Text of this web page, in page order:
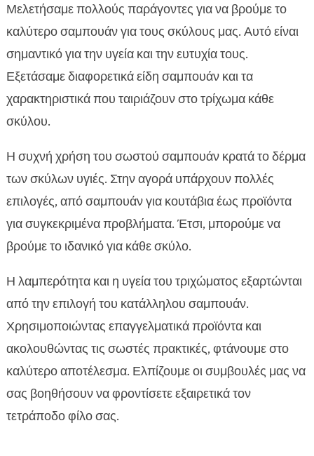
Μελετήσαμε πολλούς παράγοντες για να βρούμε το
καλύτερο σαμπουάν για τους σκύλους μας. Αυτό είναι
σημαντικό για την υγεία και την ευτυχία τους.
Εξετάσαμε διαφορετικά είδη σαμπουάν και τα
χαρακτηριστικά που ταιριάζουν στο τρίχωμα κάθε
σκύλου.
Η συχνή χρήση του σωστού σαμπουάν κρατά το δέρμα
των σκύλων υγιές. Στην αγορά υπάρχουν πολλές
επιλογές, από σαμπουάν για κουτάβια έως προϊόντα
για συγκεκριμένα προβλήματα. Έτσι, μπορούμε να
βρούμε το ιδανικό για κάθε σκύλο.
Η λαμπερότητα και η υγεία του τριχώματος εξαρτώνται
από την επιλογή του κατάλληλου σαμπουάν.
Χρησιμοποιώντας επαγγελματικά προϊόντα και
ακολουθώντας τις σωστές πρακτικές, φτάνουμε στο
καλύτερο αποτέλεσμα. Ελπίζουμε οι συμβουλές μας να
σας βοηθήσουν να φροντίσετε εξαιρετικά τον
τετράποδο φίλο σας.